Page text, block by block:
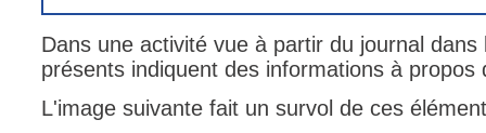
Dans une activité vue à partir du journal
présents indiquent des informations à
L'image suivante fait un survol de ces